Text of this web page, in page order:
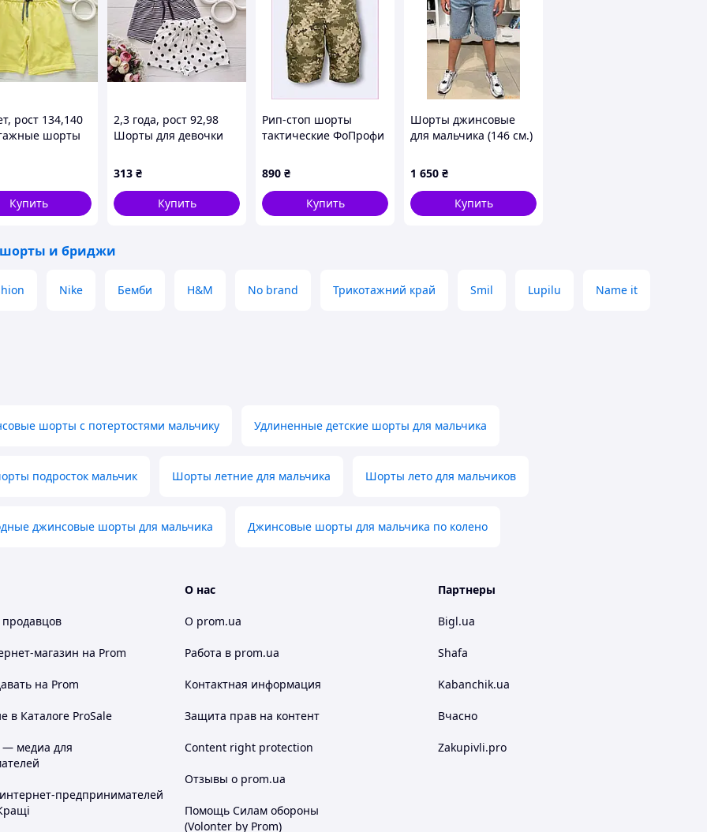
каждый день. Поел на пикнике? Резинка
равно сидеть комфортно. Никакого
который не растягивается в коленях и
вид, который так любят подростки. 💪✨
джинсовый стиль.
всего сезона!📦🚀
размера💥
рост 134,140
шорты
Купить
2,3 года, рост 92,98
Шорты для девочки
27957
313 ₴
Купить
Рип-стоп шорты
тактические ФоПрофи
890 ₴
Купить
Шорты джинсовые
для мальчика (146 см.)
1 650 ₴
Купить
шорты и бриджи
Nike Бемби H&M No brand Трикотажний край Smil Lupilu Name it
шорты с потертостями мальчику Удлиненные детские шорты для мальчика
подросток мальчик Шорты летние для мальчика Шорты лето для мальчиков
джинсовые шорты для мальчика Джинсовые шорты для мальчика по колено
магазин на Prom
на Prom
в Каталоге ProSale
— медиа для
предпринимателей
О нас
О prom.ua
Работа в prom.ua
Контактная информация
Защита прав на контент
Content right protection
Отзывы о prom.ua
Помощь Силам обороны
(Volonter by Prom)
Партнеры
Bigl.ua
Shafa
Kabanchik.ua
Вчасно
Zakupivli.pro